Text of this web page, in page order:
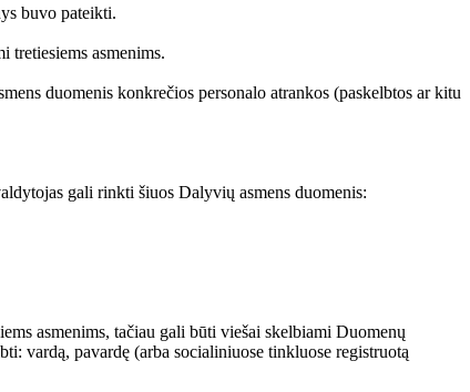
buvo pateikti.
tretiesiems asmenims.
duomenis konkrečios personalo atrankos (paskelbtos ar kitu
gali rinkti šiuos Dalyvių asmens duomenis:
asmenims, tačiau gali būti viešai skelbiami Duomenų
vardą, pavardę (arba socialiniuose tinkluose registruotą